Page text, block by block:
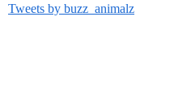
Tweets by buzz_animalz